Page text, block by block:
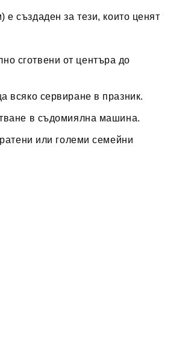
създаден за тези, които ценят
сготвени от центъра до
всяко сервиране в празник.
в съдомиялна машина.
или големи семейни